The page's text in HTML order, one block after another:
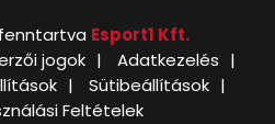
Esport1 Kft.
jogok
Adatkezelés
Sütibeállítások
Feltételek